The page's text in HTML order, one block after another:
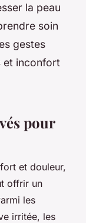
la peau
soin
gestes
et inconfort
pour
et douleur,
offrir un
les
irritée, les